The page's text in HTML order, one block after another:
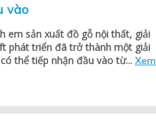
vào
em sản xuất đồ gỗ nội thất, giải
phát triển đã trở thành một giải
thể tiếp nhận đầu vào từ... Xem